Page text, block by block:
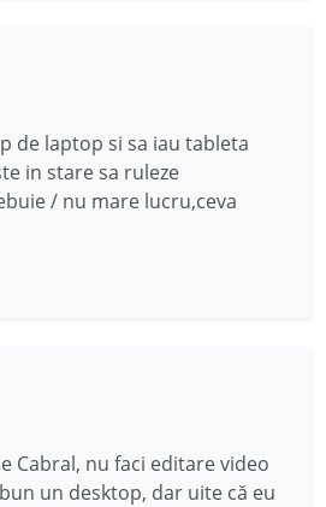
de laptop si sa iau tableta
in stare sa ruleze
/ nu mare lucru,ceva
Cabral, nu faci editare video
un desktop, dar uite că eu